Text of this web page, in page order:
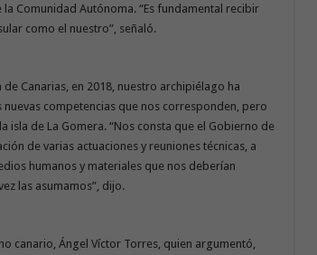
Comunidad Autónoma. “Es fundamental recibir
como el nuestro”, señaló.
Canarias, en 2018, nuestro archipiélago ha
competencias que nos corresponden, pero
de La Gomera. “Nos consta que el Gobierno de
de varias actuaciones y reuniones técnicas, a
humanos y materiales que nos deberían
las asumamos”, dijo.
canario, Ángel Víctor Torres, quien argumentó,